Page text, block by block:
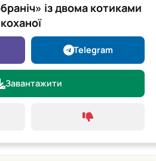
із двома котиками
Telegram
Завантажити